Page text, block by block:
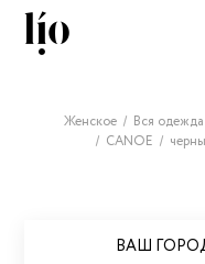
ВАШ
Женское Вся одежда
CANOE